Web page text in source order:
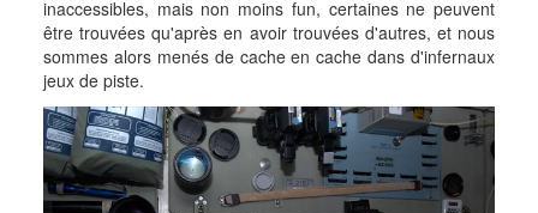
inaccessibles, mais non moins fun, certaines ne peuvent
être trouvées qu'après en avoir trouvées d'autres, et nous
sommes alors menés de cache en cache dans d'infernaux
jeux de piste.